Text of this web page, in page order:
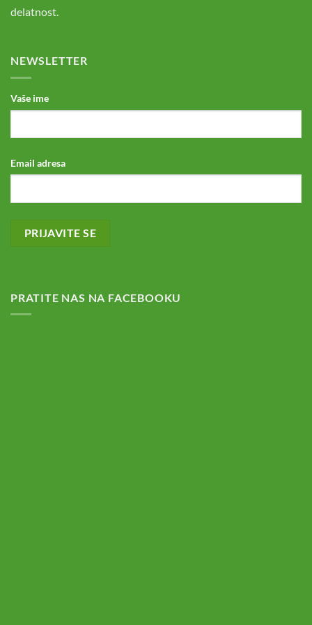
delatnost.
NEWSLETTER
Vaše ime
Email adresa
PRATITE NAS NA FACEBOOKU